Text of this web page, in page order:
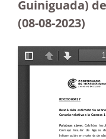
Guiniguada)
(08-08-2023)